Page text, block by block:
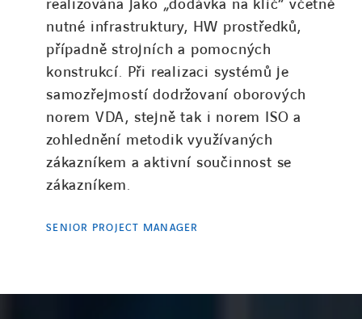
realizována jako „dodávka na klíč“ včetně
nutné infrastruktury, HW prostředků,
případně strojních a pomocných
konstrukcí. Při realizaci systémů je
samozřejmostí dodržovaní oborových
norem VDA, stejně tak i norem ISO a
zohlednění metodik využívaných
zákazníkem a aktivní součinnost se
zákazníkem.
SENIOR PROJECT MANAGER